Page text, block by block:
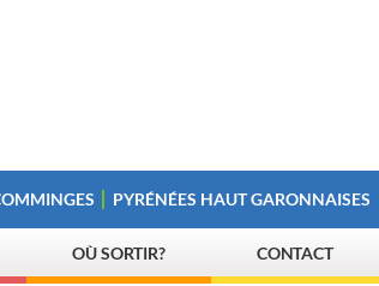
PYRÉNÉES HAUT GARONNAISES
OÙ SORTIR? CONTACT